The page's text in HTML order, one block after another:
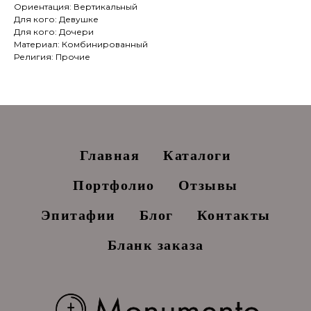
Ориентация: Вертикальный
Для кого: Девушке
Для кого: Дочери
Материал: Комбинированный
Религия: Прочие
Главная
Каталоги
Портфолио
Отзывы
Эпитафии
Блог
Контакты
Бланк заказа